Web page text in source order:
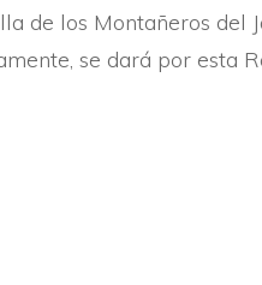
de los Montañeros del
se dará por esta